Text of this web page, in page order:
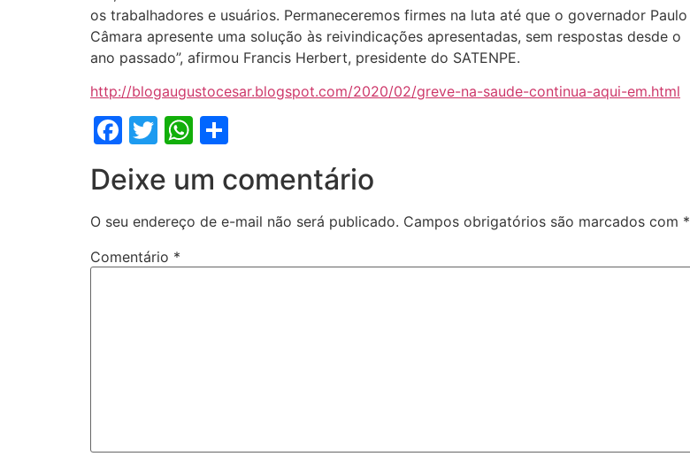
os trabalhadores e usuários. Permaneceremos firmes na luta até que o governador Paulo
Câmara apresente uma solução às reivindicações apresentadas, sem respostas desde o
ano passado”, afirmou Francis Herbert, presidente do SATENPE.
http://blogaugustocesar.blogspot.com/2020/02/greve-na-saude-continua-aqui-em.html
Facebook
TwitterWhatsApp
Deixe um comentário
O seu endereço de e-mail não será publicado. Campos obrigatórios são marcados com *
Comentário *